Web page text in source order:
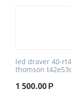
led draver 40-
thomson
1 500.00 Р